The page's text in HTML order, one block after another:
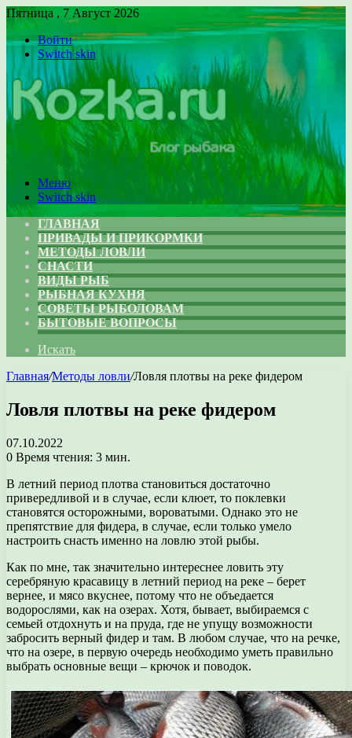
Пятница , 7 Август 2026
Войти
Switch skin
Меню
Switch skin
ГЛАВНАЯ
ПРИВАДЫ И ПРИКОРМКИ
МЕТОДЫ ЛОВЛИ
СНАСТИ
ВИДЫ РЫБ
РЫБНАЯ КУХНЯ
СОВЕТЫ РЫБОЛОВАМ
БЫТОВЫЕ ВОПРОСЫ
Искать
Главная/Методы ловли/Ловля плотвы на реке фидером
Ловля плотвы на реке фидером
07.10.2022
0 Время чтения: 3 мин.
В летний период плотва становиться достаточно
привередливой и в случае, если клюет, то поклевки
становятся осторожными, вороватыми. Однако это не
препятствие для фидера, в случае, если только умело
настроить снасть именно на ловлю этой рыбы.
Как по мне, так значительно интереснее ловить эту
серебряную красавицу в летний период на реке – берет
вернее, и мясо вкуснее, потому что не объедается
водорослями, как на озерах. Хотя, бывает, выбираемся с
семьей отдохнуть и на пруда, где не упущу возможности
забросить верный фидер и там. В любом случае, что на речке,
что на озере, в первую очередь необходимо уметь правильно
выбрать основные вещи – крючок и поводок.